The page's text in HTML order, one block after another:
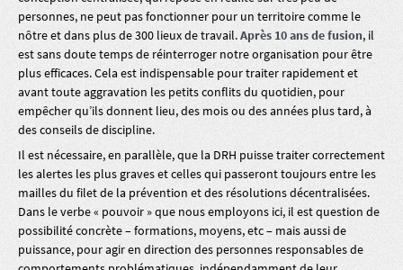
personnes, ne peut pas fonctionner pour un territoire comme le
nôtre et dans plus de 300 lieux de travail.Après 10 ans de fusion, il
est sans doute temps de réinterroger notre organisation pour être
plus efficaces. Cela est indispensable pour traiter rapidement et
avant toute aggravation les petits conflits du quotidien, pour
empêcher qu’ils donnent lieu, des mois ou des années plus tard, à
des conseils de discipline.
Il est nécessaire, en parallèle, que la DRH puisse traiter correctement
les alertes les plus graves et celles qui passeront toujours entre les
mailles du filet de la prévention et des résolutions décentralisées.
Dans le verbe « pouvoir » que nous employons ici, il est question de
possibilité concrète – formations, moyens, etc – mais aussi de
puissance, pour agir en direction des personnes responsables de